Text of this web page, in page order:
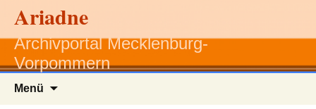
Ariadne
Archivportal Mecklenburg-
Vorpommern
Menü